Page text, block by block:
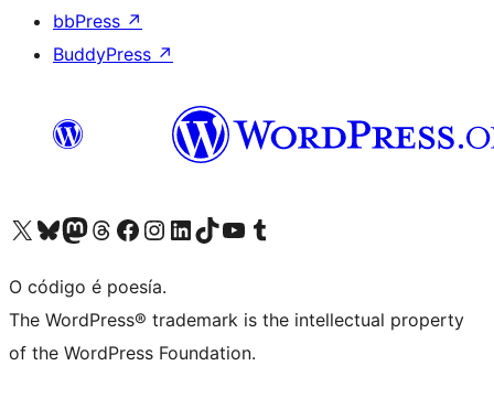
bbPress ↗
BuddyPress ↗
Visita la cuenta de X (anteriormente Twitter)
Visita a nosa conta de Bluesky
Visita a nosa conta de Mastodon
Visita a nosa conta de Threads
Visita a nosa páxina de Facebook
Visita a nosa conta de Instagram
Visita a nosa conta de LinkedIn
Visita a nosa conta de TikTok
Visita a nosa canle de YouTube
Visita a nosa conta de Tumblr
O código é poesía.
The WordPress® trademark is the intellectual property
of the WordPress Foundation.